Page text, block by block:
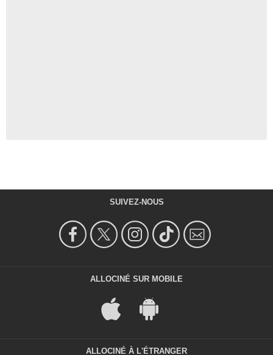
SUIVEZ-NOUS
ALLOCINÉ SUR MOBILE
ALLOCINÉ À L'ÉTRANGER